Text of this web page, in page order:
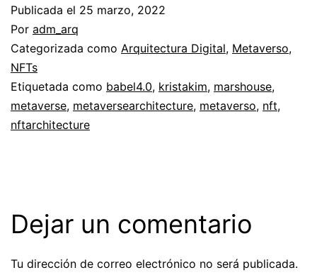
Publicada el 25 marzo, 2022
Por adm_arq
Categorizada como Arquitectura Digital, Metaverso,
NFTs
Etiquetada como babel4.0, kristakim, marshouse,
metaverse, metaversearchitecture, metaverso, nft,
nftarchitecture
Dejar un comentario
Tu dirección de correo electrónico no será publicada.